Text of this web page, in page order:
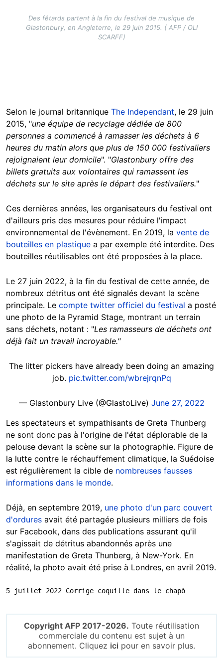
Des fêtards partent à la fin du festival de musique de
Glastonbury, en Angleterre, le 29 juin 2015. ( AFP / OLI
SCARFF)
Selon le journal britannique The Independant, le 29 juin
2015, "une équipe de recyclage dédiée de 800
personnes a commencé à ramasser les déchets à 6
heures du matin alors que plus de 150 000 festivaliers
rejoignaient leur domicile". "Glastonbury offre des
billets gratuits aux volontaires qui ramassent les
déchets sur le site après le départ des festivaliers."
Ces dernières années, les organisateurs du festival ont
d'ailleurs pris des mesures pour réduire l'impact
environnemental de l'évènement. En 2019, la vente de
bouteilles en plastique a par exemple été interdite. Des
bouteilles réutilisables ont été proposées à la place.
Le 27 juin 2022, à la fin du festival de cette année, de
nombreux détritus ont été signalés devant la scène
principale. Le compte twitter officiel du festival a posté
une photo de la Pyramid Stage, montrant un terrain
sans déchets, notant : "Les ramasseurs de déchets ont
déjà fait un travail incroyable."
The litter pickers have already been doing an amazing
job. pic.twitter.com/wbrejrqnPq
— Glastonbury Live (@GlastoLive) June 27, 2022
Les spectateurs et sympathisants de Greta Thunberg
ne sont donc pas à l'origine de l'état déplorable de la
pelouse devant la scène sur la photographie. Figure de
la lutte contre le réchauffement climatique, la Suédoise
est régulièrement la cible de nombreuses fausses
informations dans le monde.
Déjà, en septembre 2019, une photo d'un parc couvert
d'ordures avait été partagée plusieurs milliers de fois
sur Facebook, dans des publications assurant qu'il
s'agissait de détritus abandonnés après une
manifestation de Greta Thunberg, à New-York. En
réalité, la photo avait été prise à Londres, en avril 2019.
5 juillet 2022 Corrige coquille dans le chapô
Copyright AFP 2017-2026. Toute réutilisation
commerciale du contenu est sujet à un
abonnement. Cliquez ici pour en savoir plus.